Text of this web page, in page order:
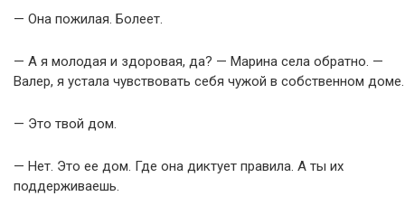
— Она пожилая. Болеет.
— А я молодая и здоровая, да? — Марина села обратно. —
Валер, я устала чувствовать себя чужой в собственном доме.
— Это твой дом.
— Нет. Это ее дом. Где она диктует правила. А ты их
поддерживаешь.